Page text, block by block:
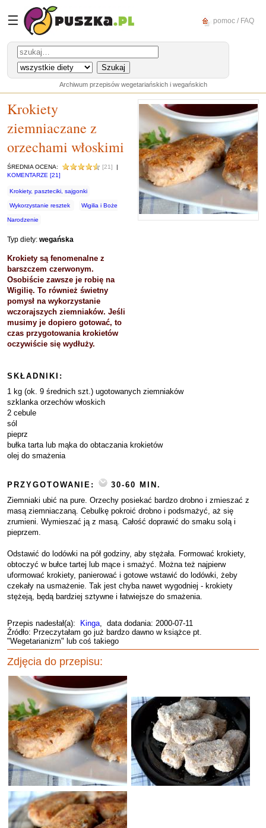
☰ pomoc / FAQ
Archiwum przepisów wegetariańskich i wegańskich
Krokiety
ziemniaczane z
orzechami włoskimi
ŚREDNIA OCENA: [21]
|
KOMENTARZE [21]
Krokiety, paszteciki, sajgonki
Wykorzystanie resztek Wigilia i Boże
Narodzenie
Typ diety: wegańska
Krokiety są fenomenalne z
barszczem czerwonym.
Osobiście zawsze je robię na
Wigilię. To również świetny
pomysł na wykorzystanie
wczorajszych ziemniaków. Jeśli
musimy je dopiero gotować, to
czas przygotowania krokietów
oczywiście się wydłuży.
SKŁADNIKI:
1 kg (ok. 9 średnich szt.) ugotowanych ziemniaków
szklanka orzechów włoskich
2 cebule
sól
pieprz
bułka tarta lub mąka do obtaczania krokietów
olej do smażenia
PRZYGOTOWANIE:
30-60 MIN.
Ziemniaki ubić na pure. Orzechy posiekać bardzo drobno i zmieszać z
masą ziemniaczaną. Cebulkę pokroić drobno i podsmażyć, aż się
zrumieni. Wymieszać ją z masą. Całość doprawić do smaku solą i
pieprzem.
Odstawić do lodówki na pół godziny, aby stężała. Formować krokiety,
obtoczyć w bułce tartej lub mące i smażyć. Można też najpierw
uformować krokiety, panierować i gotowe wstawić do lodówki, żeby
czekały na usmażenie. Tak jest chyba nawet wygodniej - krokiety
stężeją, będą bardziej sztywne i łatwiejsze do smażenia.
Przepis nadesłał(a): Kinga, data dodania: 2000-07-11
Źródło: Przeczytałam go już bardzo dawno w książce pt.
"Wegetarianizm" lub coś takiego
Zdjęcia do przepisu: